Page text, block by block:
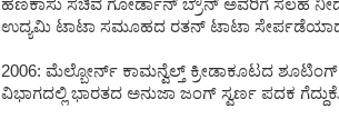
ಹಣಕಾಸು ಸಚಿವ ಗೋರ್ಡಾನ್ ಬ್ರೌನ್ ಅವರಿಗೆ ಸಲಹೆ
ಉದ್ಯಮಿ ಟಾಟಾ ಸಮೂಹದ ರತನ್ ಟಾಟಾ
2006: ಮೆಲ್ಬೋರ್ನ್ ಕಾಮನ್ವೆಲ್ತ್ ಕ್ರೀಡಾಕೂಟದ
ವಿಭಾಗದಲ್ಲಿ ಭಾರತದ ಅನುಜಾ ಜಂಗ್ ಸ್ವರ್ಣ ಪದಕ